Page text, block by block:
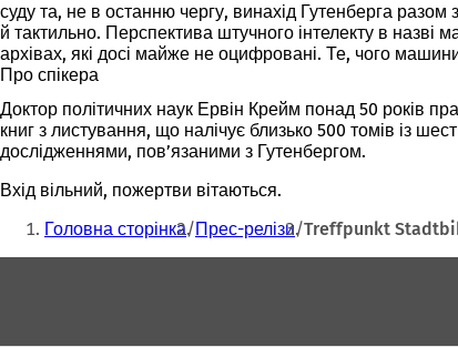
суду та, не в останню чергу, винахід Гутенберга
й тактильно. Перспектива штучного інтелекту в
архівах, які досі майже не оцифровані. Те, чого
Про спікера
Доктор політичних наук Ервін Крейм понад 50 років
книг з листування, що налічує близько 500 томів із
дослідженнями, пов’язаними з Гутенбергом.
Вхід вільний, пожертви вітаються.
Ти
тут:
Головна сторінка Прес-релізи Treffpunkt